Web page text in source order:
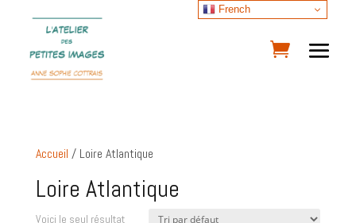
Accueil / Loire Atlantique
Loire Atlantique
Voici le seul résultat
French